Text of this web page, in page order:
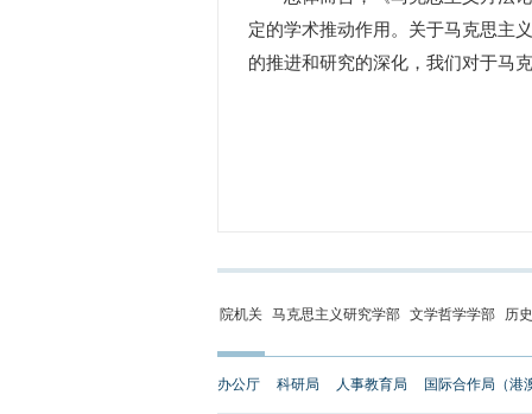
定的学术推动作用。关于马克思主
的推进和研究的深化，我们对于马
院机关 马克思主义研究学部 文学哲学学部 历
办公厅 科研局 人事教育局 国际合作局（港